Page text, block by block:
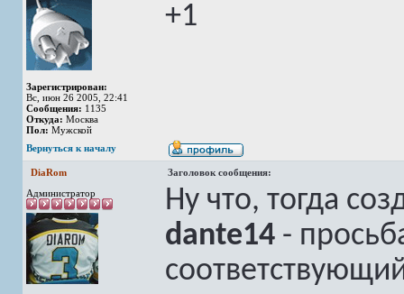
Зарегистрирован:
Вс, июн 26 2005, 22:41
Сообщения: 1135
Откуда: Москва
Пол: Мужской
+1
Вернуться к началу
DiaRom
Заголовок сообщения:
Администратор
Ну что, тогда
dante14 -